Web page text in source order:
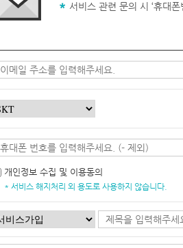
서비스 관련 문의 시 ‘휴대
개인정보 수집 및 이용동의
* 서비스 해지처리 외 용도로 사용하지 않습니다.